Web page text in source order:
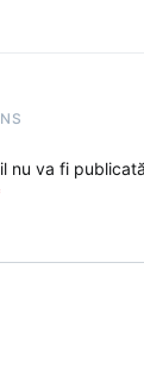
nu va fi